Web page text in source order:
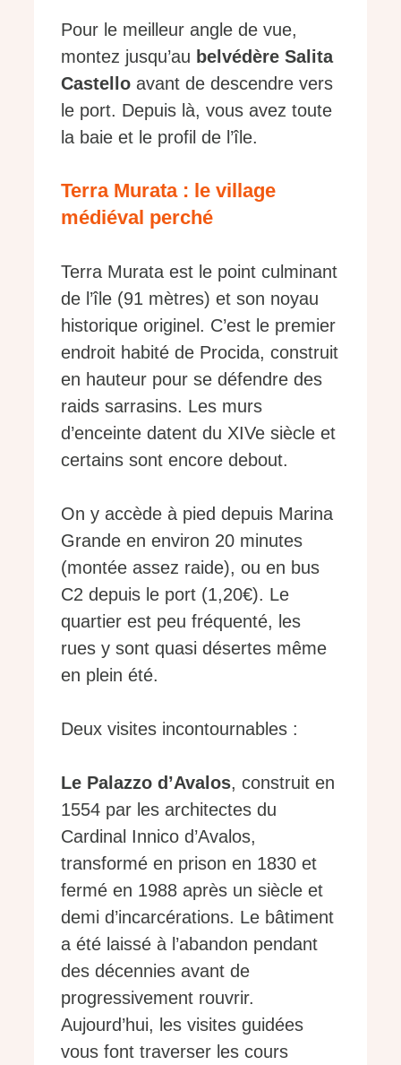
Pour le meilleur angle de vue,
montez jusqu’au belvédère Salita
Castello avant de descendre vers
le port. Depuis là, vous avez toute
la baie et le profil de l’île.
Terra Murata : le village
médiéval perché
Terra Murata est le point culminant
de l’île (91 mètres) et son noyau
historique originel. C’est le premier
endroit habité de Procida, construit
en hauteur pour se défendre des
raids sarrasins. Les murs
d’enceinte datent du XIVe siècle et
certains sont encore debout.
On y accède à pied depuis Marina
Grande en environ 20 minutes
(montée assez raide), ou en bus
C2 depuis le port (1,20€). Le
quartier est peu fréquenté, les
rues y sont quasi désertes même
en plein été.
Deux visites incontournables :
Le Palazzo d’Avalos, construit en
1554 par les architectes du
Cardinal Innico d’Avalos,
transformé en prison en 1830 et
fermé en 1988 après un siècle et
demi d’incarcérations. Le bâtiment
a été laissé à l’abandon pendant
des décennies avant de
progressivement rouvrir.
Aujourd’hui, les visites guidées
vous font traverser les cours